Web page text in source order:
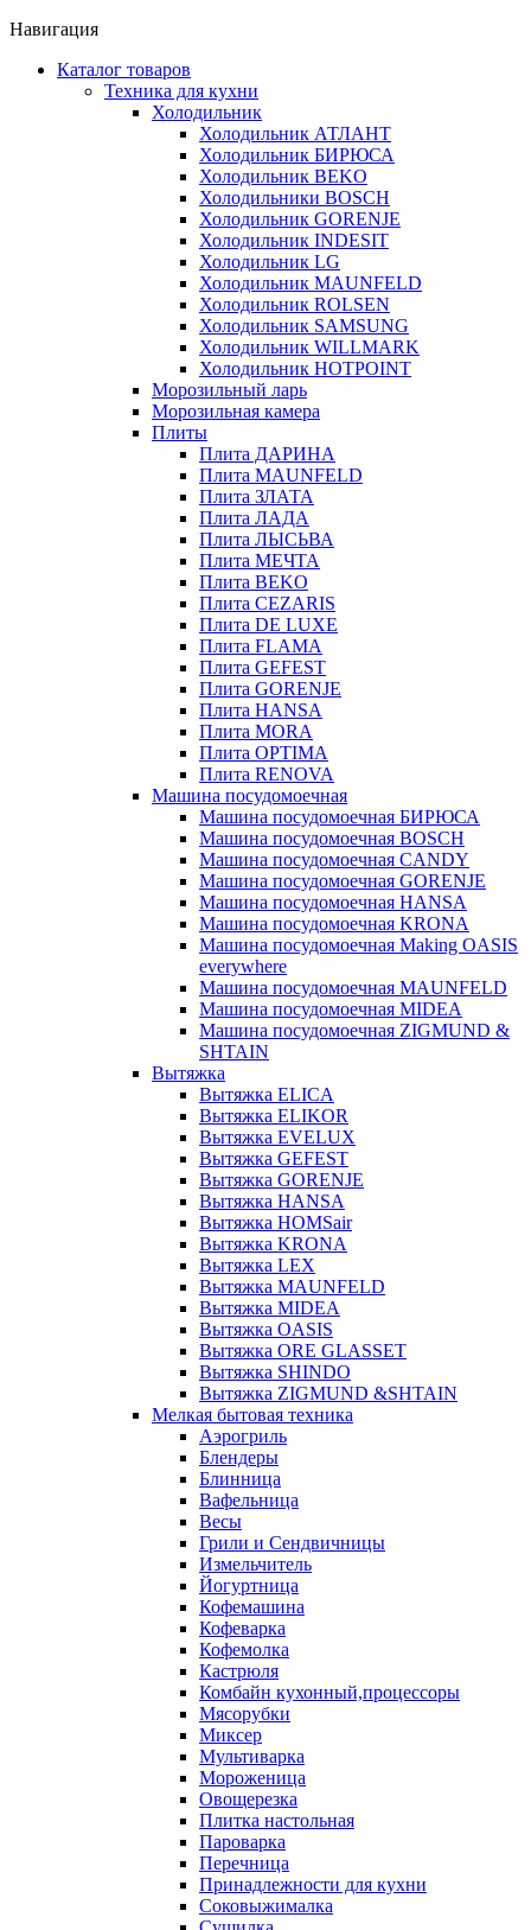
Навигация
Каталог товаров
Техника для кухни
Холодильник
Холодильник АТЛАНТ
Холодильник БИРЮСА
Холодильник BEKO
Холодильники BOSCH
Холодильник GORENJE
Холодильник INDESIT
Холодильник LG
Холодильник MAUNFELD
Холодильник ROLSEN
Холодильник SAMSUNG
Холодильник WILLMARK
Холодильник HOTPOINT
Морозильный ларь
Морозильная камера
Плиты
Плита ДАРИНА
Плита MAUNFELD
Плита ЗЛАТА
Плита ЛАДА
Плита ЛЫСЬВА
Плита МЕЧТА
Плита BEKO
Плита CEZARIS
Плита DE LUXE
Плита FLAMA
Плита GEFEST
Плита GORENJE
Плита HANSA
Плита MORA
Плита OPTIMA
Плита RENOVA
Машина посудомоечная
Машина посудомоечная БИРЮСА
Машина посудомоечная BOSCH
Машина посудомоечная CANDY
Машина посудомоечная GORENJE
Машина посудомоечная HANSA
Машина посудомоечная KRONA
Машина посудомоечная Making OASIS
everywhere
Машина посудомоечная MAUNFELD
Машина посудомоечная MIDEA
Машина посудомоечная ZIGMUND &
SHTAIN
Вытяжка
Вытяжка ELICA
Вытяжка ELIKOR
Вытяжка EVELUX
Вытяжка GEFEST
Вытяжка GORENJE
Вытяжка HANSA
Вытяжка HOMSair
Вытяжка KRONA
Вытяжка LEX
Вытяжка MAUNFELD
Вытяжка MIDEA
Вытяжка OASIS
Вытяжка ORE GLASSET
Вытяжка SHINDO
Вытяжка ZIGMUND &SHTAIN
Мелкая бытовая техника
Аэрогриль
Блендеры
Блинница
Вафельница
Весы
Грили и Сендвичницы
Измельчитель
Йогуртница
Кофемашина
Кофеварка
Кофемолка
Кастрюля
Комбайн кухонный,процессоры
Мясорубки
Миксер
Мультиварка
Мороженица
Овощерезка
Плитка настольная
Пароварка
Перечница
Принадлежности для кухни
Соковыжималка